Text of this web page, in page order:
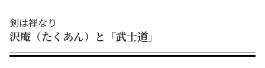
剣は禅なり
沢庵（たくあん）と「武士道」